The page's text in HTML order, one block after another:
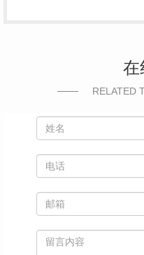
在
RELATED